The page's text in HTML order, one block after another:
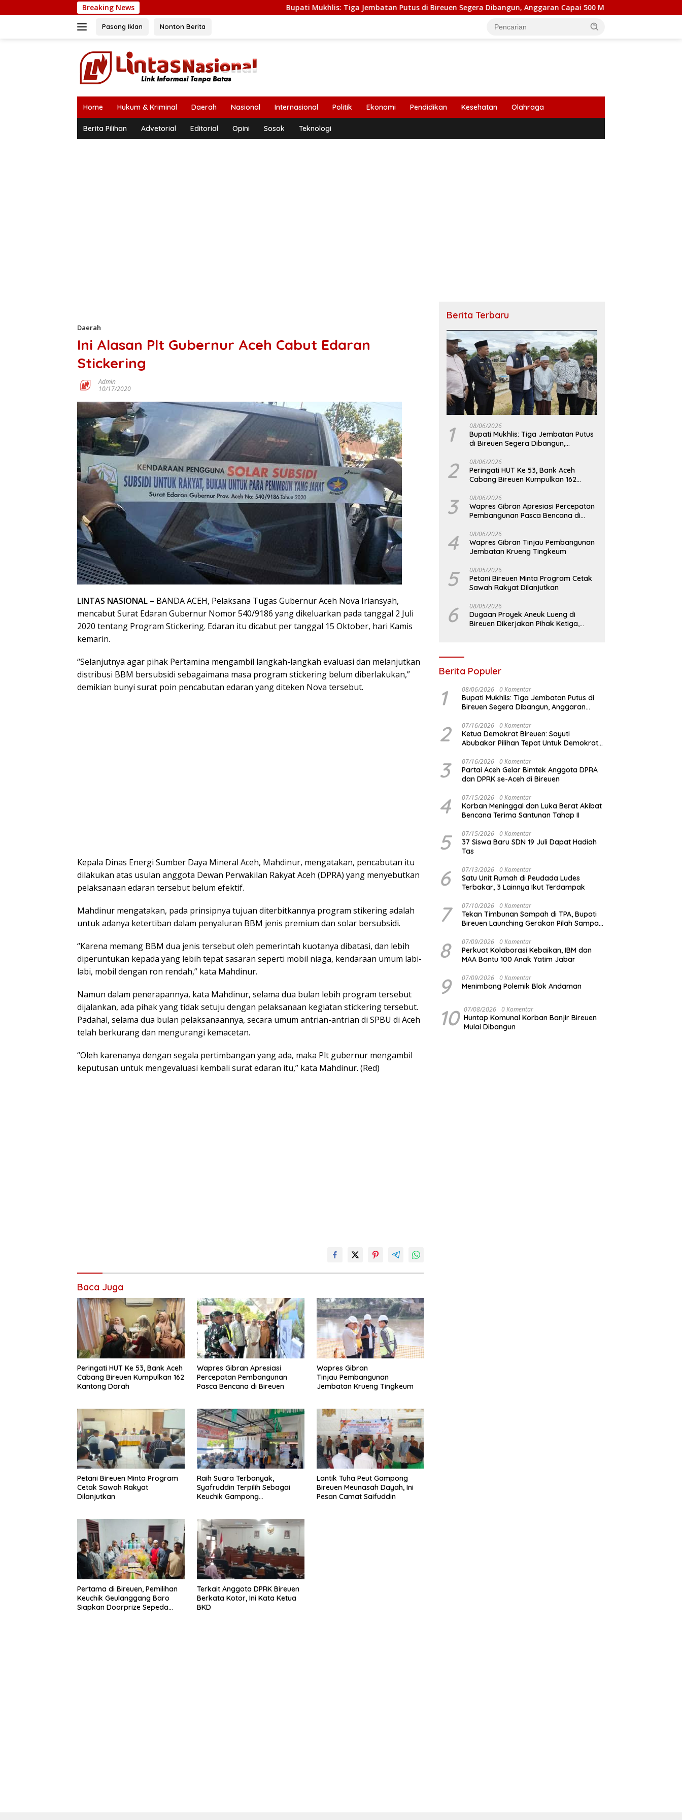
ke
Breaking News Bupati Mukhlis: Tiga Jembatan Putus di Bireuen Segera Dibangun, Anggaran Capai 500 M Peringati HUT Ke 53, Bank
Pasang Iklan Nonton Berita
Home Hukum & Kriminal Daerah Nasional Internasional Politik Ekonomi Pendidikan Kesehatan Olahraga
Berita Pilihan Advetorial Editorial Opini Sosok Teknologi
Daerah
Ini Alasan Plt Gubernur Aceh Cabut Edaran
Stickering
Admin
10/17/2020
LINTAS NASIONAL – BANDA ACEH, Pelaksana Tugas Gubernur Aceh Nova Iriansyah,
mencabut Surat Edaran Gubernur Nomor 540/9186 yang dikeluarkan pada tanggal 2 Juli
2020 tentang Program Stickering. Edaran itu dicabut per tanggal 15 Oktober, hari Kamis
kemarin.
“Selanjutnya agar pihak Pertamina mengambil langkah-langkah evaluasi dan melanjutkan
distribusi BBM bersubsidi sebagaimana masa program stickering belum diberlakukan,”
demikian bunyi surat poin pencabutan edaran yang diteken Nova tersebut.
Kepala Dinas Energi Sumber Daya Mineral Aceh, Mahdinur, mengatakan, pencabutan itu
dilakukan atas usulan anggota Dewan Perwakilan Rakyat Aceh (DPRA) yang menyebutkan
pelaksanaan edaran tersebut belum efektif.
Mahdinur mengatakan, pada prinsipnya tujuan diterbitkannya program stikering adalah
untuk adanya ketertiban dalam penyaluran BBM jenis premium dan solar bersubsidi.
“Karena memang BBM dua jenis tersebut oleh pemerintah kuotanya dibatasi, dan lebih
diperuntukan kepada yang lebih tepat sasaran seperti mobil niaga, kendaraan umum labi-
labi, mobil dengan ron rendah,” kata Mahdinur.
Namun dalam penerapannya, kata Mahdinur, selama dua bulan lebih program tersebut
dijalankan, ada pihak yang tidak setuju dengan pelaksanaan kegiatan stickering tersebut.
Padahal, selama dua bulan pelaksanaannya, secara umum antrian-antrian di SPBU di Aceh
telah berkurang dan mengurangi kemacetan.
“Oleh karenanya dengan segala pertimbangan yang ada, maka Plt gubernur mengambil
keputusan untuk mengevaluasi kembali surat edaran itu,” kata Mahdinur. (Red)
Baca Juga
Peringati HUT Ke 53, Bank Aceh
Cabang Bireuen Kumpulkan 162
Kantong Darah
Wapres Gibran Apresiasi
Percepatan Pembangunan
Pasca Bencana di Bireuen
Wapres Gibran
Tinjau Pembangunan
Jembatan Krueng Tingkeum
Petani Bireuen Minta Program
Cetak Sawah Rakyat
Dilanjutkan
Raih Suara Terbanyak,
Syafruddin Terpilih Sebagai
Keuchik Gampong
Lantik Tuha Peut Gampong
Bireuen Meunasah Dayah, Ini
Pertama di Bireuen, Pemilihan
Keuchik Geulanggang Baro
Siapkan Doorprize Sepeda
Terkait Anggota DPRK Bireuen
Berkata Kotor, Ini Kata Ketua
BKD
Berita Terbaru
1 08/06/2026
Bupati Mukhlis: Tiga Jembatan Putus
di Bireuen Segera Dibangun,
2 08/06/2026
Peringati HUT Ke 53, Bank Aceh
Cabang Bireuen Kumpulkan 162
3 08/06/2026
Wapres Gibran Apresiasi Percepatan
Pembangunan Pasca Bencana di
4 08/06/2026
Wapres Gibran Tinjau Pembangunan
Jembatan Krueng Tingkeum
5 08/05/2026
Petani Bireuen Minta Program Cetak
Sawah Rakyat Dilanjutkan
6 08/05/2026
Dugaan Proyek Aneuk Lueng di
Bireuen Dikerjakan Pihak Ketiga,
Berita Populer
1 08/06/2026 0 Komentar
Bupati Mukhlis: Tiga Jembatan Putus di
Bireuen Segera Dibangun, Anggaran
2 07/16/2026 0 Komentar
Ketua Demokrat Bireuen: Sayuti
Abubakar Pilihan Tepat Untuk Demokrat
3 07/16/2026 0 Komentar
Partai Aceh Gelar Bimtek Anggota DPRA
dan DPRK se-Aceh di Bireuen
4 07/15/2026 0 Komentar
Korban Meninggal dan Luka Berat Akibat
Bencana Terima Santunan Tahap II
5 07/15/2026 0 Komentar
37 Siswa Baru SDN 19 Juli Dapat Hadiah
Tas
6 07/13/2026 0 Komentar
Satu Unit Rumah di Peudada Ludes
Terbakar, 3 Lainnya Ikut Terdampak
7 07/10/2026 0 Komentar
Tekan Timbunan Sampah di TPA, Bupati
Bireuen Launching Gerakan Pilah Sampah
8 07/09/2026 0 Komentar
Perkuat Kolaborasi Kebaikan, IBM dan
MAA Bantu 100 Anak Yatim Jabar
9 07/09/2026 0 Komentar
Menimbang Polemik Blok Andaman
10 07/08/2026 0 Komentar
Huntap Komunal Korban Banjir Bireuen
Mulai Dibangun